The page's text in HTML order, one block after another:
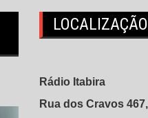
LOCALIZAÇÃO
Rádio Itabira
Rua dos Cravos